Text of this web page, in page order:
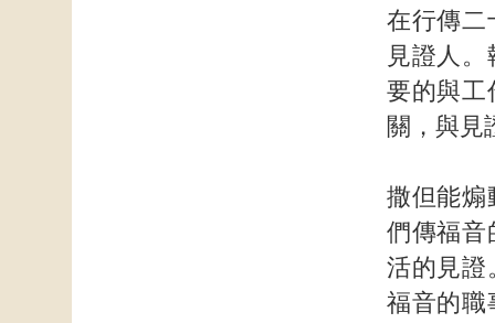
在行傳二
見證人
要的與工
關，與見
撒但能煽
們傳福音
活的見證
福音的職